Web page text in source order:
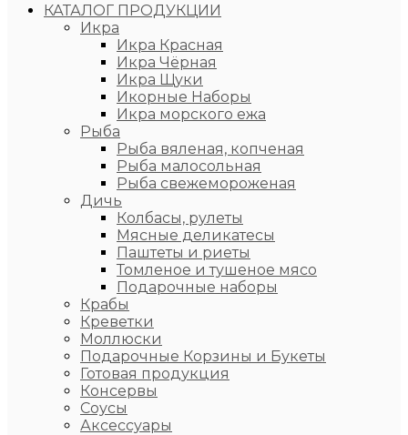
КАТАЛОГ ПРОДУКЦИИ
Икра
Икра Красная
Икра Чёрная
Икра Щуки
Икорные Наборы
Икра морского ежа
Рыба
Рыба вяленая, копченая
Рыба малосольная
Рыба свежемороженая
Дичь
Колбасы, рулеты
Мясные деликатесы
Паштеты и риеты
Томленое и тушеное мясо
Подарочные наборы
Крабы
Креветки
Моллюски
Подарочные Корзины и Букеты
Готовая продукция
Консервы
Соусы
Аксессуары